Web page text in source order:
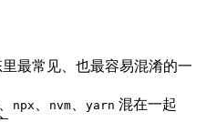
最常见、也最容易混淆的一
npx nvm yarn 混在一起